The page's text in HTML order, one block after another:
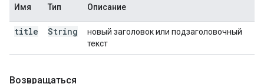
Имя Тип Описание
title String
новый заголовок или подзаголовочный
текст
Возвращаться